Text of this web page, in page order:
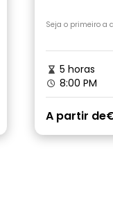
Seja o primeiro a
5 horas
8:00 PM
A partir de